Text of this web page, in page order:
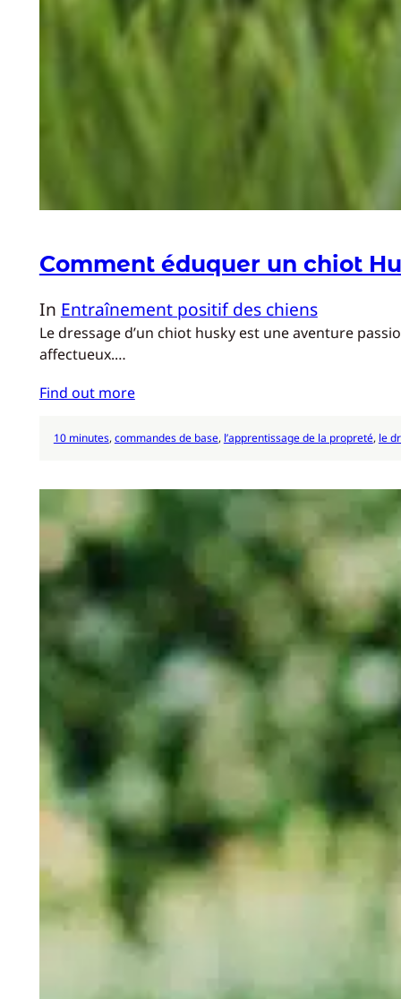
Comment éduquer un chiot
In Entraînement positif des chiens
Le dressage d’un chiot husky est une aventure
affectueux.…
Find out more
10 minutes, commandes de base, l’apprentissage de la propreté, le